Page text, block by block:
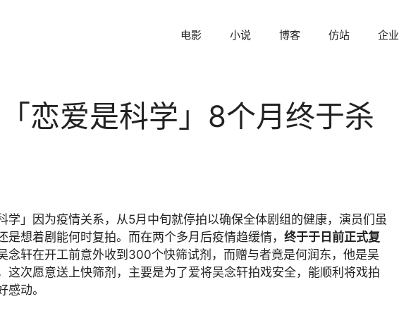
电影 小说 博客 仿站 企业
恋爱是科学」8个月终于杀
学」因为疫情关系，从5月中旬就停拍以确保全体剧组的健康，演员们虽
想着剧能何时复拍。而在两个多月后疫情趋缓情， 终于于日前正式复
念轩在开工前意外收到300个快筛试剂，而赠与者竟是何润东，他是吴
这次愿意送上快筛剂，主要是为了爱将吴念轩拍戏安全，能顺利将戏拍
动。